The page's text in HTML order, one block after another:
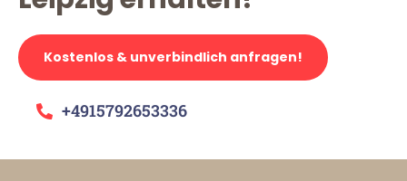
Kostenlos & unverbindlich anfragen!
+4915792653336